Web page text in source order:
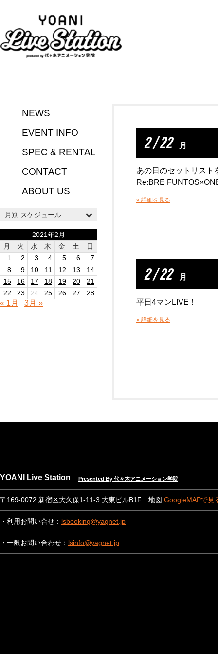
NEWS
EVENT INFO
SPEC & RENTAL
CONTACT
ABOUT US
月別 スケジュール
2021年2月
月
火 水 木 金 土
日
1
2 3 4 5 6
7
8
9 10 11 12 13
14
15
16 17 18 19 20
21
22
23 24 25 26 27 28
« 1月 3月 »
2 / 22 月
あの日のセットリスト
Re:BRE
» 詳細を見る
2 / 22 月
平日4マンLIVE！
» 詳細を見る
YOANI Live Station Presented By 代々木アニメーション学院
〒169-0072 新宿区大久保1-11-3 大東ビルB1F 地図:GoogleMAPで見
・利用お問い合せ： lsbooking@yagnet.jp
・一般お問い合わせ： lsinfo@yagnet.jp